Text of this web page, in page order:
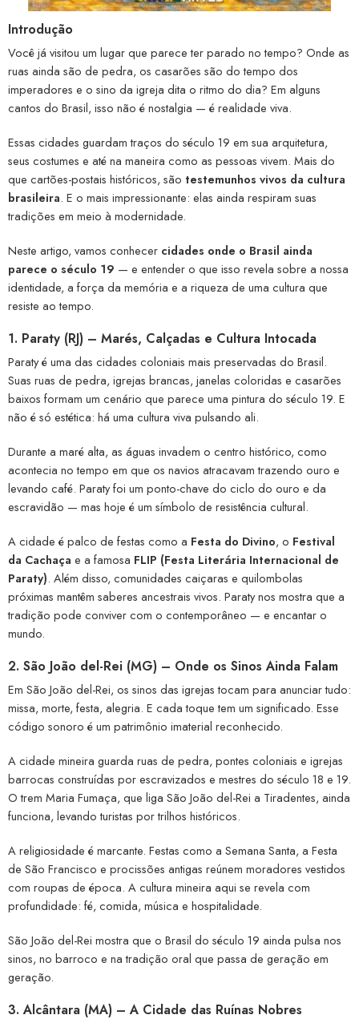
Introdução
Você já visitou um lugar que parece ter parado no tempo? Onde as
ruas ainda são de pedra, os casarões são do tempo dos
imperadores e o sino da igreja dita o ritmo do dia? Em alguns
cantos do Brasil, isso não é nostalgia — é realidade viva.
Essas cidades guardam traços do século 19 em sua arquitetura,
seus costumes e até na maneira como as pessoas vivem. Mais do
que cartões-postais históricos, são testemunhos vivos da cultura
brasileira. E o mais impressionante: elas ainda respiram suas
tradições em meio à modernidade.
Neste artigo, vamos conhecer cidades onde o Brasil ainda
parece o século 19 — e entender o que isso revela sobre a nossa
identidade, a força da memória e a riqueza de uma cultura que
resiste ao tempo.
1. Paraty (RJ) – Marés, Calçadas e Cultura Intocada
Paraty é uma das cidades coloniais mais preservadas do Brasil.
Suas ruas de pedra, igrejas brancas, janelas coloridas e casarões
baixos formam um cenário que parece uma pintura do século 19. E
não é só estética: há uma cultura viva pulsando ali.
Durante a maré alta, as águas invadem o centro histórico, como
acontecia no tempo em que os navios atracavam trazendo ouro e
levando café. Paraty foi um ponto-chave do ciclo do ouro e da
escravidão — mas hoje é um símbolo de resistência cultural.
A cidade é palco de festas como a Festa do Divino, o Festival
da Cachaça e a famosa FLIP (Festa Literária Internacional de
Paraty). Além disso, comunidades caiçaras e quilombolas
próximas mantêm saberes ancestrais vivos. Paraty nos mostra que a
tradição pode conviver com o contemporâneo — e encantar o
mundo.
2. São João del-Rei (MG) – Onde os Sinos Ainda Falam
Em São João del-Rei, os sinos das igrejas tocam para anunciar tudo:
missa, morte, festa, alegria. E cada toque tem um significado. Esse
código sonoro é um patrimônio imaterial reconhecido.
A cidade mineira guarda ruas de pedra, pontes coloniais e igrejas
barrocas construídas por escravizados e mestres do século 18 e 19.
O trem Maria Fumaça, que liga São João del-Rei a Tiradentes, ainda
funciona, levando turistas por trilhos históricos.
A religiosidade é marcante. Festas como a Semana Santa, a Festa
de São Francisco e procissões antigas reúnem moradores vestidos
com roupas de época. A cultura mineira aqui se revela com
profundidade: fé, comida, música e hospitalidade.
São João del-Rei mostra que o Brasil do século 19 ainda pulsa nos
sinos, no barroco e na tradição oral que passa de geração em
geração.
3.Alcântara (MA) – A Cidade das Ruínas Nobres